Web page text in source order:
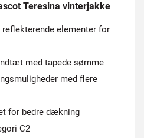
Teresina vinterjakke
reflekterende elementer for
med tapede sømme
med flere
for bedre dækning
C2